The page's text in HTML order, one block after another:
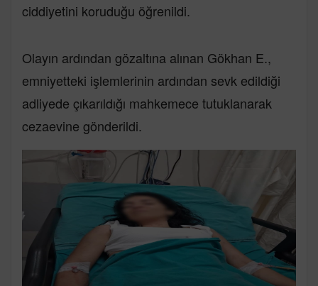
ciddiyetini koruduğu öğrenildi.
Olayın ardından gözaltına alınan Gökhan E.,
emniyetteki işlemlerinin ardından sevk edildiği
adliyede çıkarıldığı mahkemece tutuklanarak
cezaevine gönderildi.